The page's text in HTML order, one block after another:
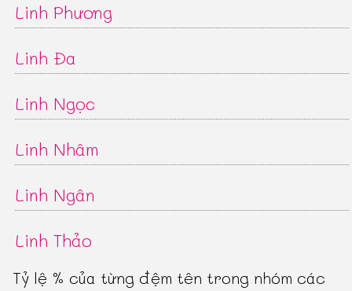
Linh Phương
Linh Đa
Linh Ngọc
Linh Nhâm
Linh Ngân
Linh Thảo
Tỷ lệ % của từng đệm tên trong nhóm các